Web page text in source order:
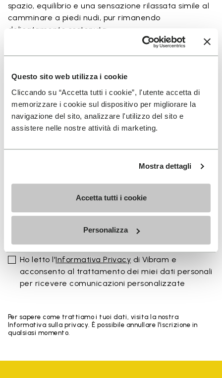
Questo sito web utilizza i cookie
Cliccando su “Accetta tutti i cookie”, l'utente accetta di
memorizzare i cookie sul dispositivo per migliorare la
navigazione del sito, analizzare l'utilizzo del sito e
assistere nelle nostre attività di marketing.
Mostra dettagli
Accetta tutti i cookie
Personalizza
spazio, equilibrio e una sensazione rilassata simile al
camminare a piedi nudi, pur rimanendo
delicatamente sostenuta.
La gamma colori si integra perfettamente con la
FiveFingers in Ivory, Black, Lime e Fig, rendendo ogni
Disponibile in tre altezze per adattarsi al tuo ritmo
quotidiano.
ISCRIVITI PER NON PERDERE LE NOSTRE ULTIME
NOVITÀ
Ho letto l'Informativa Privacy di Vibram e
acconsento al trattamento dei miei dati personali
per ricevere comunicazioni personalizzate
Per sapere come trattiamo i tuoi dati, visita la nostra
Informativa sulla privacy. È possibile annullare l'iscrizione in
qualsiasi momento.